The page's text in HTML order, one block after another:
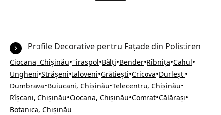
Profile Decorative pentru Fațade din Polistiren
Ciocana, Chișinău•Tiraspol•Bălți•Bender•Rîbnița•Cahul•
Ungheni•Strășeni•Ialoveni•Grătiești•Cricova•Durlești•
Dumbrava•Buiucani, Chișinău•Telecentru, Chișinău•
Rîșcani, Chișinău•Ciocana, Chișinău•Comrat•Călărași•
Botanica, Chișinău